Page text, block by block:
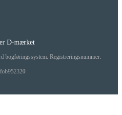
D-mærket
bogføringssystem. Registreringsnummer:
fob952320